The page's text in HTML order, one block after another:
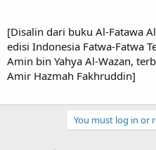
[Disalin dari buku Al-Fatawa
edisi Indonesia Fatwa-Fatwa
Amin bin Yahya Al-Wazan,
Amir Hazmah Fakhruddin]
You must log in or